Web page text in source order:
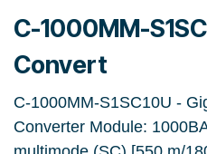
C-1000MM-
Convert
C-1000MM-S1SC10U -
Converter Module: